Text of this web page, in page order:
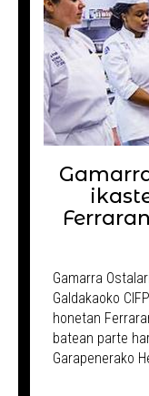
Gamarra
Galdakaoko
honetan
batean parte
Garapenerako